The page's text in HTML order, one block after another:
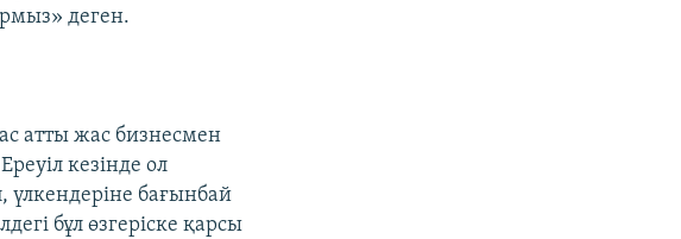
деген.
атты жас бизнесмен
кезінде ол
бағынбай
бұл өзгеріске қарсы